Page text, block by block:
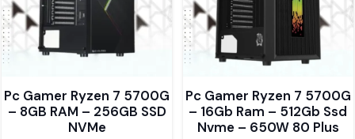
Pc Gamer Ryzen 7 5700G
– 8GB RAM – 256GB SSD
NVMe
Pc Gamer Ryzen 7 5700G
– 16Gb Ram – 512Gb Ssd
Nvme – 650W 80 Plus